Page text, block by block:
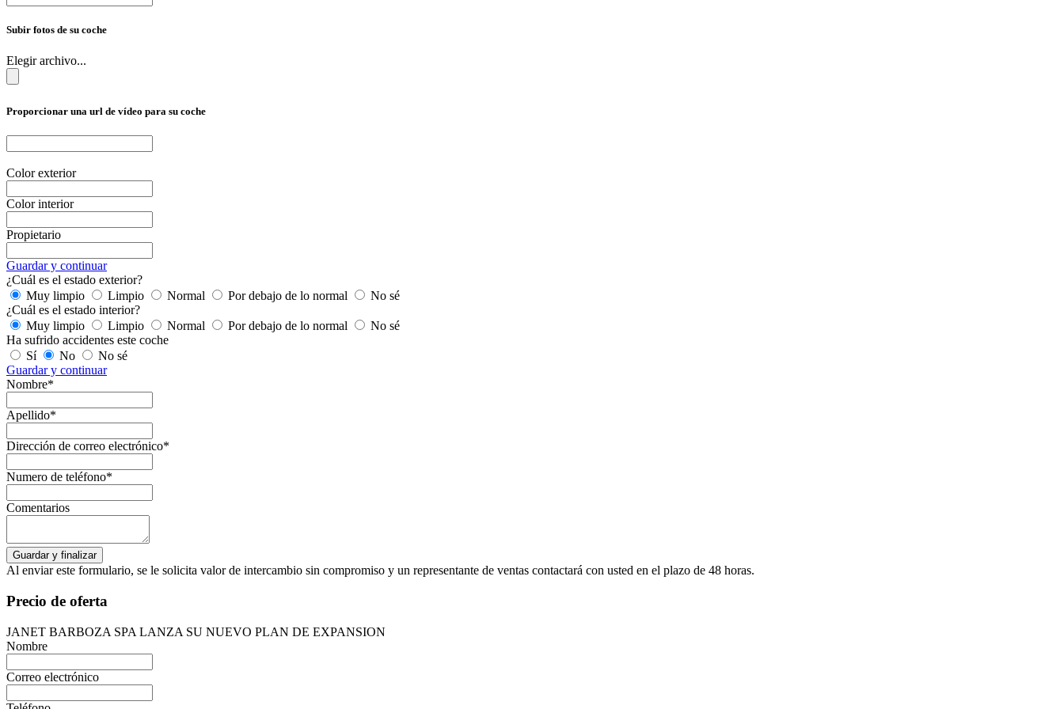
Subir fotos de su coche
Elegir archivo...
Proporcionar una url de vídeo para su coche
Color exterior
Color interior
Propietario
Guardar y continuar
¿Cuál es el estado exterior?
Muy limpio
Limpio Normal Por debajo de lo normal
No sé
¿Cuál es el estado interior?
Muy limpio
Limpio Normal Por debajo de lo normal
No sé
Ha sufrido accidentes este coche
Sí
No
No sé
Guardar y continuar
Nombre*
Apellido*
Dirección de correo electrónico*
Numero de teléfono*
Comentarios
Al enviar este formulario, se le solicita valor de intercambio sin compromiso y un representante de ventas contactará con usted en el plazo de 48 horas.
Precio de oferta
JANET BARBOZA SPA LANZA SU NUEVO PLAN DE EXPANSION
Nombre
Correo electrónico